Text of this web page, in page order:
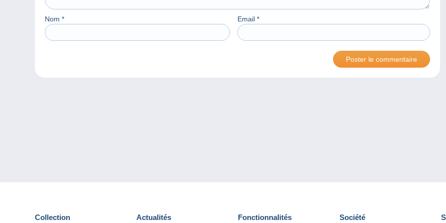
Nom * Email *
Collection Actualités Fonctionnalités Société